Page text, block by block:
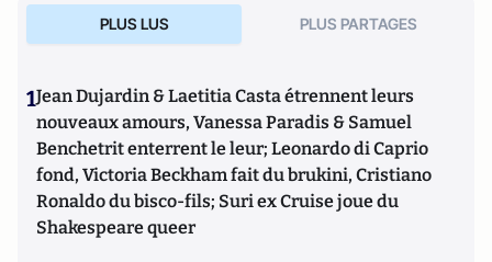
PLUS LUS PLUS PARTAGES
1Jean Dujardin & Laetitia Casta étrennent leurs
nouveaux amours, Vanessa Paradis & Samuel
Benchetrit enterrent le leur; Leonardo di Caprio
fond, Victoria Beckham fait du brukini, Cristiano
Ronaldo du bisco-fils; Suri ex Cruise joue du
Shakespeare queer